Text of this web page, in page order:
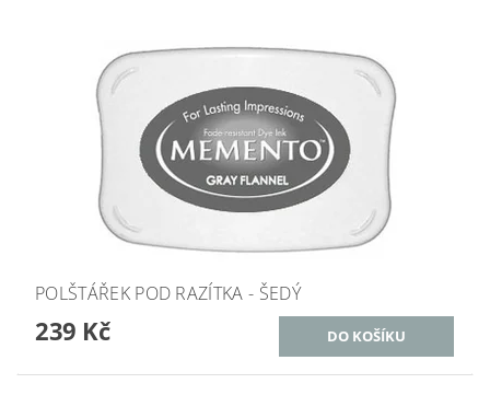
POLŠTÁŘEK POD RAZÍTKA - ŠEDÝ
239 Kč